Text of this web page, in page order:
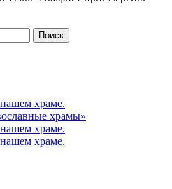
храме.
храмы»
храме.
храме.